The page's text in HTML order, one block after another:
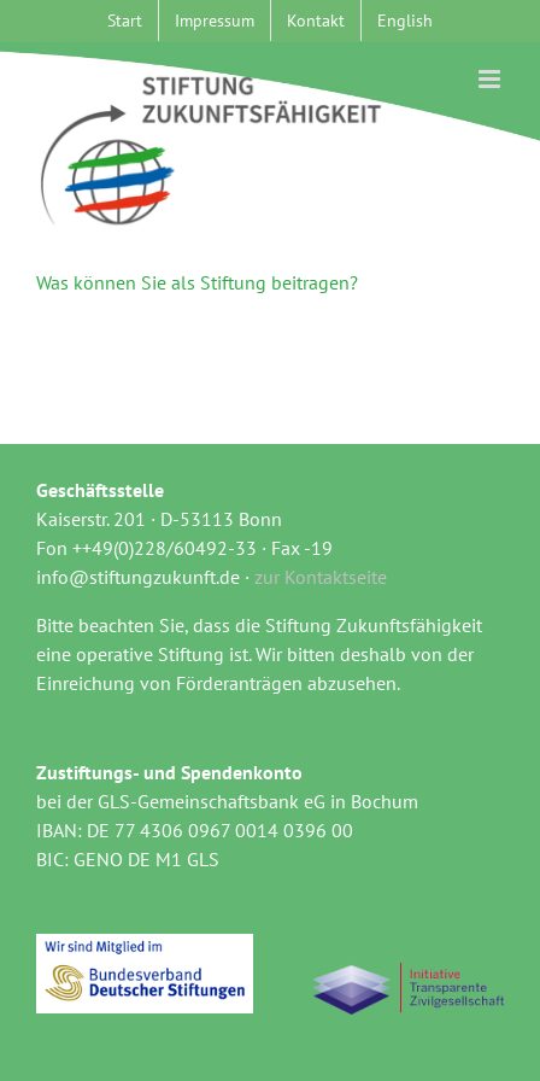
Start Impressum Kontakt English
Was können Sie als Stiftung beitragen?
Geschäftsstelle
Kaiserstr. 201 · D-53113 Bonn
Fon ++49(0)228/60492-33 · Fax -19
info@stiftungzukunft.de · zur Kontaktseite
Bitte beachten Sie, dass die Stiftung Zukunftsfähigkeit
eine operative Stiftung ist. Wir bitten deshalb von der
Einreichung von Förderanträgen abzusehen.
Zustiftungs- und Spendenkonto
bei der GLS-Gemeinschaftsbank eG in Bochum
IBAN: DE 77 4306 0967 0014 0396 00
BIC: GENO DE M1 GLS